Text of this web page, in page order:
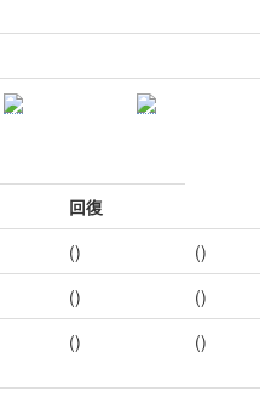
回復
()
()
()
()
() ()